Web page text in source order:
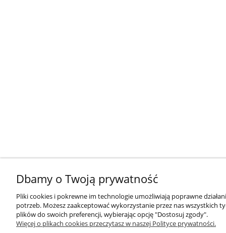
Dbamy o Twoją prywatność
Pliki cookies i pokrewne im technologie umożliwiają poprawne
potrzeb. Możesz zaakceptować wykorzystanie przez nas wszystkich
plików do swoich preferencji, wybierając opcję "Dostosuj zgody".
Więcej o plikach cookies przeczytasz w naszej Polityce prywatności.